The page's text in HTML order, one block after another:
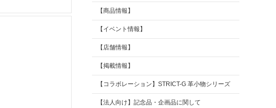
【商品情報】
【イベント情報】
【店舗情報】
【掲載情報】
【コラボレーション】STRICT-G 革小物シリーズ
【法人向け】記念品・企画品に関して